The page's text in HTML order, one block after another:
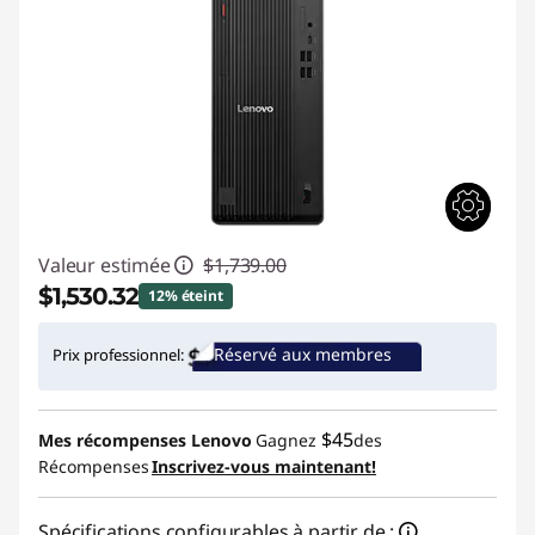
Valeur estimée $1,739.00
$1,530.32 12% éteint
Économies instantanées :-$208.68
Prix professionnel: Réservé aux membres
Mes récompenses Lenovo Gagnez $45des
RécompensesInscrivez-vous maintenant!